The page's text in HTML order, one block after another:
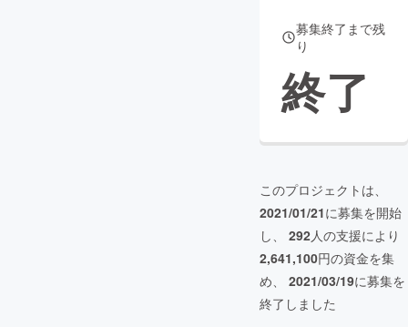
募集終了まで残
り
終了
このプロジェクトは、
2021/01/21に募集を開始
し、 292人の支援により
2,641,100円の資金を集
め、 2021/03/19に募集を
終了しました